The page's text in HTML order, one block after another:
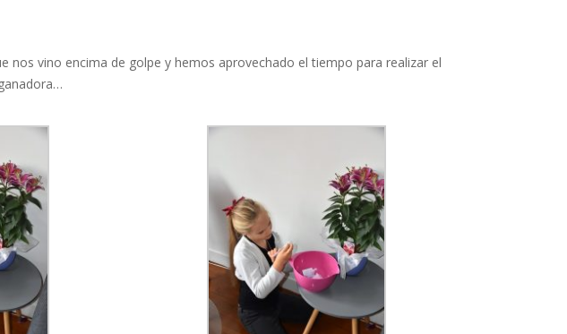
vino encima de golpe y hemos aprovechado el tiempo para realizar el